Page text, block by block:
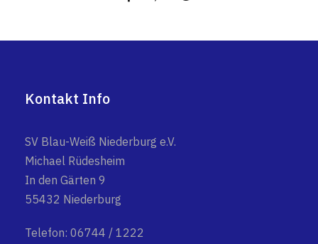
Kontakt Info
SV Blau-Weiß Niederburg e.V.
Michael Rüdesheim
In den Gärten 9
55432 Niederburg
Telefon: 06744 / 1222